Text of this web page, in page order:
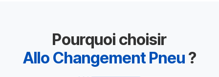
Pourquoi choisir
Allo Changement Pneu ?